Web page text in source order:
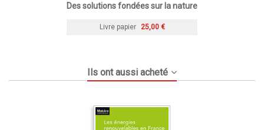
Des solutions fondées sur la nature
Livre papier 25,00 €
Ils ont aussi acheté